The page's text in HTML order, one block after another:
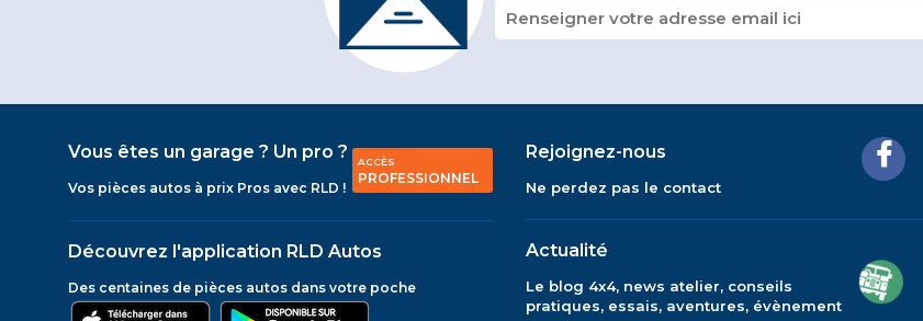
Vous êtes un garage ? Un pro ?
Vos pièces autos à prix Pros avec RLD !
ACCÈS
PROFESSIONNEL
Découvrez l'application RLD Autos
Des centaines de pièces autos dans votre poche
Rejoignez-nous
Ne perdez pas le contact
Actualité
Le blog 4x4, news atelier, conseils
pratiques, essais, aventures, évènement